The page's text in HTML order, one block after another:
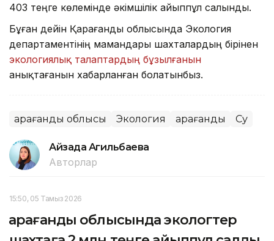
403 теңге көлемінде әкімшілік айыппұл салынды.
Бұған дейін Қарағанды облысында Экология
департаментінің мамандары шахталардың бірінен
экологиялық талаптардың бұзылғанын
анықтағанын хабарланған болатынбыз.
Қарағанды облысы Экология Қарағанды Су
Айзада Агильбаева
Авторлар
15:50, 05 Тамыз 2026
Қарағанды облысында экологтер